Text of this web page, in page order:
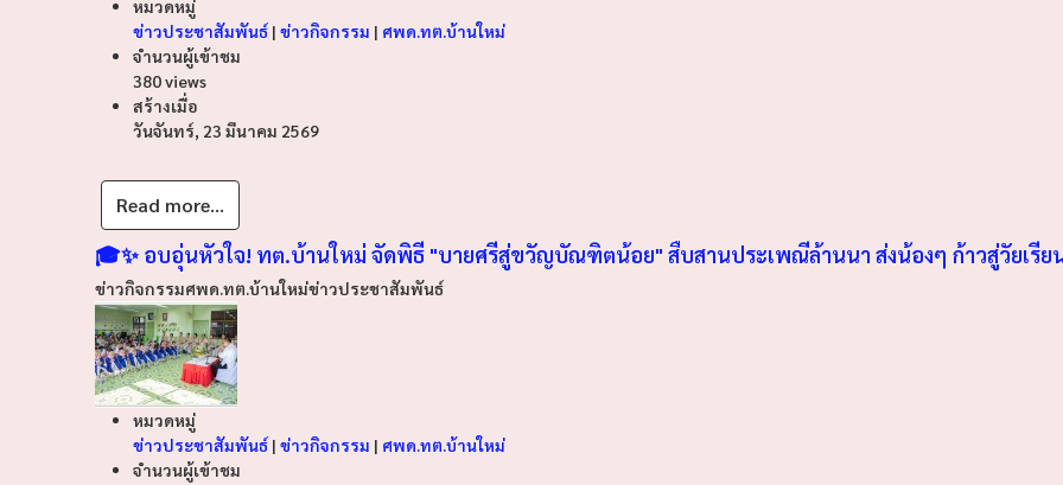
หมวดหมู่
ข่าวประชาสัมพันธ์ | ข่าวกิจกรรม | ศพด.ทต.บ้านใหม่
จำนวนผู้เข้าชม
380 views
สร้างเมื่อ
วันจันทร์, 23 มีนาคม 2569
Read more...
🎓✨ อบอุ่นหัวใจ! ทต.บ้านใหม่ จัดพิธี "บายศรีสู่ขวัญบัณฑิตน้อย" สืบสานประเพณีล้านนา ส่งน้องๆ ก้าวสู่วัยเรีย
ข่าวกิจกรรมศพด.ทต.บ้านใหม่ข่าวประชาสัมพันธ์
หมวดหมู่
ข่าวประชาสัมพันธ์ | ข่าวกิจกรรม | ศพด.ทต.บ้านใหม่
จำนวนผู้เข้าชม